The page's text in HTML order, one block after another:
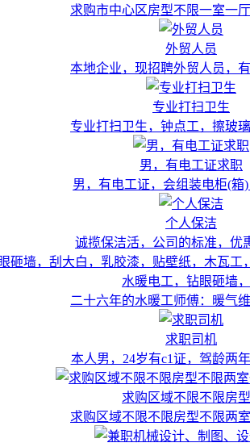
求购市中心区房型不限一室一
外贸人员
本地企业，现招聘外贸人员，
专业打扫卫生
专业打扫卫生，钟点工，擦玻
男，有电工证求职
男，有电工证，会组装电柜(箱
个人保洁
诚揽保洁活，公司的标准，优
水暖电工，钻眼砸墙
二十六年的水暖工师傅：暖气
求职司机
本人男，24岁有c1证，驾龄两
求购区域不限不限房
求购区域不限不限房型不限两